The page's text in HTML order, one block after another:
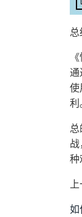
总
通
使
利
种
上
如